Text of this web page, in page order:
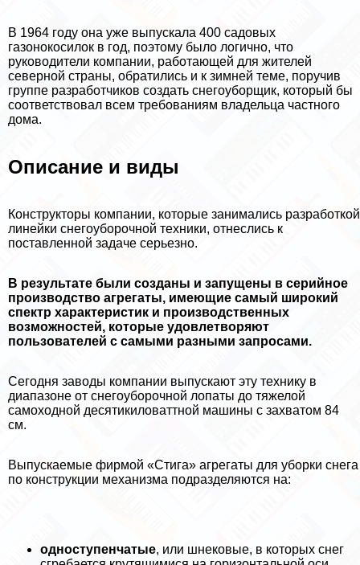
В 1964 году она уже выпускала 400 садовых
газонокосилок в год, поэтому было логично, что
руководители компании, работающей для жителей
северной страны, обратились и к зимней теме, поручив
группе разработчиков создать снегоуборщик, который бы
соответствовал всем требованиям владельца частного
дома.
Описание и виды
Конструкторы компании, которые занимались разработкой
линейки снегоуборочной техники, отнеслись к
поставленной задаче серьезно.
В результате были созданы и запущены в серийное
производство агрегаты, имеющие самый широкий
спектр хаpaктеристик и производственных
возможностей, которые удовлетворяют
пользователей с самыми разными запросами.
Сегодня заводы компании выпускают эту технику в
диапазоне от снегоуборочной лопаты до тяжелой
самоходной десятикиловаттной машины с захватом 84
см.
Выпускаемые фирмой «Стига» агрегаты для уборки снега
по конструкции механизма подразделяются на:
одноступенчатые, или шнековые, в которых снег